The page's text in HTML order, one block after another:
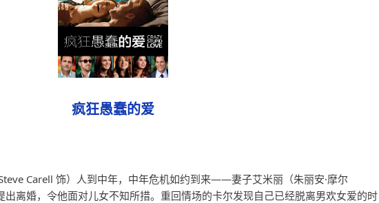
疯狂愚蠢的爱
Carell 饰）人到中年，中年危机如约到来——妻子艾米丽（朱丽安·摩尔
出离婚，令他面对儿女不知所措。重回情场的卡尔发现自己已经脱离男欢女爱的时